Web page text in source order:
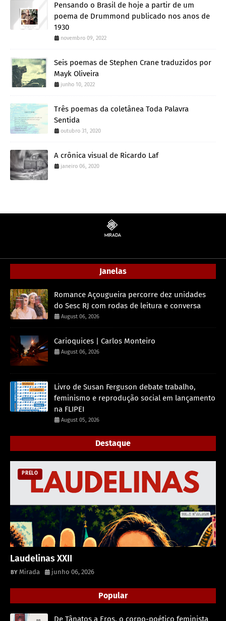
Pensando o Brasil de hoje a partir de um
poema de Drummond publicado nos anos de
1930
novembro 09, 2022
Seis poemas de Stephen Crane traduzidos por
Mayk Oliveira
junho 10, 2022
Três poemas da coletânea Toda Palavra
Sentida
outubro 31, 2020
A crônica visual de Ricardo Laf
janeiro 06, 2020
Janelas
Romance Açougueira percorre dez unidades
do Sesc RJ com rodas de leitura e conversa
August 06, 2026
Carioquices | Carlos Monteiro
August 06, 2026
Livro de Susan Ferguson debate trabalho,
feminismo e reprodução social em lançamento
na FLIPEI
August 05, 2026
Destaque
PRELO
Laudelinas XXII
Mirada junho 06, 2026
Popular
De Tânatos a Eros, o corpo-poético feminista